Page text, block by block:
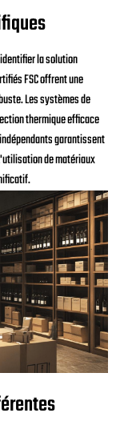
la solution
FSC offrent une
Les systèmes de
thermique efficace
garantissent
de matériaux